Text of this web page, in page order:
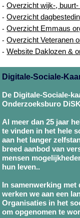
-Overzicht wijk-,
-Overzicht
-Overzicht Emmaus
-Overzicht Veteranen
-Website Daklozen &
Digitale-Sociale-
De Digitale-Sociale-
Onderzoeksburo
Al meer dan 25 jaar
te vinden in het hele
aan het langer
breed aanbod van
mensen
hun leven..
In samenwerking
werken we aan een
Organisaties in het
om opgenomen te